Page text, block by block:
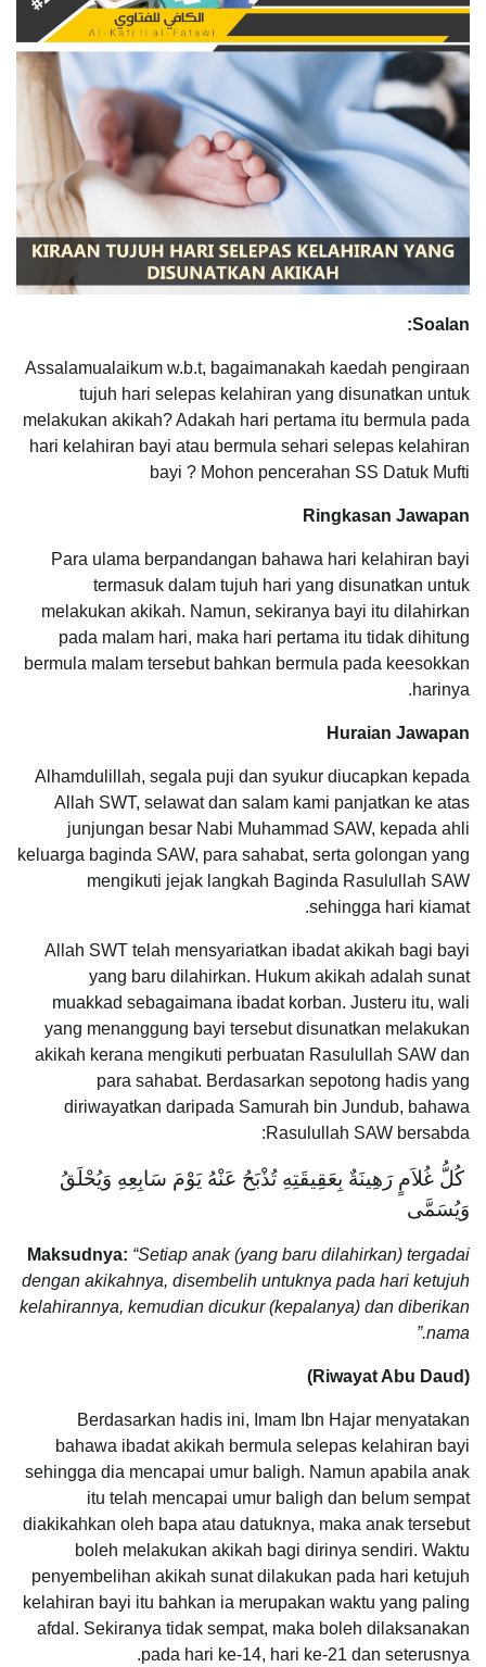
Soalan:
Assalamualaikum w.b.t, bagaimanakah kaedah pengiraan
tujuh hari selepas kelahiran yang disunatkan untuk
melakukan akikah? Adakah hari pertama itu bermula pada
hari kelahiran bayi atau bermula sehari selepas kelahiran
bayi ? Mohon pencerahan SS Datuk Mufti
Ringkasan Jawapan
Para ulama berpandangan bahawa hari kelahiran bayi
termasuk dalam tujuh hari yang disunatkan untuk
melakukan akikah. Namun, sekiranya bayi itu dilahirkan
pada malam hari, maka hari pertama itu tidak dihitung
bermula malam tersebut bahkan bermula pada keesokkan
harinya.
Huraian Jawapan
Alhamdulillah, segala puji dan syukur diucapkan kepada
Allah SWT, selawat dan salam kami panjatkan ke atas
junjungan besar Nabi Muhammad SAW, kepada ahli
keluarga baginda SAW, para sahabat, serta golongan yang
mengikuti jejak langkah Baginda Rasulullah SAW
sehingga hari kiamat.
Allah SWT telah mensyariatkan ibadat akikah bagi bayi
yang baru dilahirkan. Hukum akikah adalah sunat
muakkad sebagaimana ibadat korban. Justeru itu, wali
yang menanggung bayi tersebut disunatkan melakukan
akikah kerana mengikuti perbuatan Rasulullah SAW dan
para sahabat. Berdasarkan sepotong hadis yang
diriwayatkan daripada Samurah bin Jundub, bahawa
Rasulullah SAW bersabda:
‏ كُلُّ غُلاَمٍ رَهِينَةٌ بِعَقِيقَتِهِ تُذْبَحُ عَنْهُ يَوْمَ سَابِعِهِ وَيُحْلَقُ
وَيُسَمَّى ‏
Maksudnya: “Setiap anak (yang baru dilahirkan) tergadai
dengan akikahnya, disembelih untuknya pada hari ketujuh
kelahirannya, kemudian dicukur (kepalanya) dan diberikan
nama.”
(Riwayat Abu Daud)
Berdasarkan hadis ini, Imam Ibn Hajar menyatakan
bahawa ibadat akikah bermula selepas kelahiran bayi
sehingga dia mencapai umur baligh. Namun apabila anak
itu telah mencapai umur baligh dan belum sempat
diakikahkan oleh bapa atau datuknya, maka anak tersebut
boleh melakukan akikah bagi dirinya sendiri. Waktu
penyembelihan akikah sunat dilakukan pada hari ketujuh
kelahiran bayi itu bahkan ia merupakan waktu yang paling
afdal. Sekiranya tidak sempat, maka boleh dilaksanakan
pada hari ke-14, hari ke-21 dan seterusnya.